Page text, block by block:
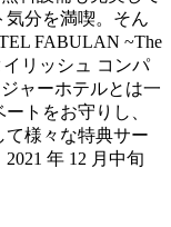
気分を満喫。そん
FABULAN ~The
イリッシュ コンパ
ャーホテルとは一
トをお守りし、
様々な特典サー
年 12 月中旬